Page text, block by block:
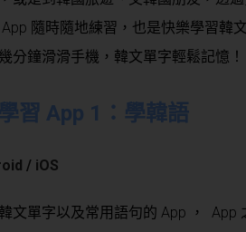
隨時隨地練習，也是快樂學習韓
分鐘滑滑手機，韓文單字輕鬆記憶！
習 App 1：學韓語
/ iOS
文單字以及常用語句的 App ， App